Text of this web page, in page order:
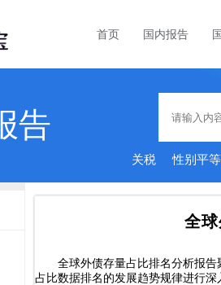
首页 国内报告
告
关税 性别平等
全
全球外债存量占比排名分析报
占比数据排名的发展趋势规律进行